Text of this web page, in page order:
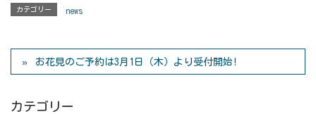
カテゴリー news
お花見のご予約は3月1日（木）より受付開始!
カテゴリー